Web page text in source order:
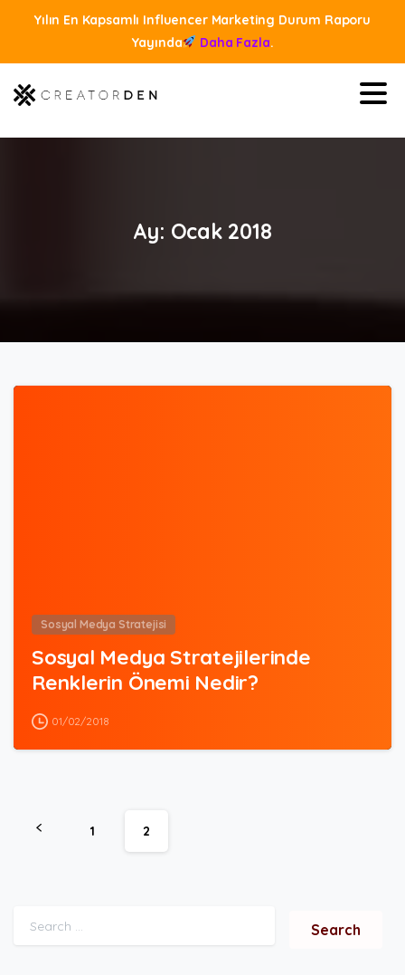
Yılın En Kapsamlı Influencer Marketing Durum Raporu
Yayında
Daha Fazla.
Ay: Ocak 2018
Sosyal Medya Stratejisi
Sosyal Medya Stratejilerinde
Renklerin Önemi Nedir?
01/02/2018
1 2
Search for: